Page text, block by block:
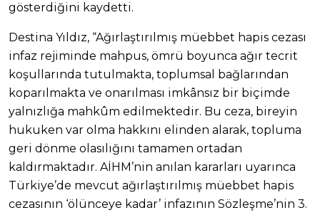
gösterdiğini kaydetti.
Destina Yıldız, “Ağırlaştırılmış müebbet hapis cezası
infaz rejiminde mahpus, ömrü boyunca ağır tecrit
koşullarında tutulmakta, toplumsal bağlarından
koparılmakta ve onarılması imkânsız bir biçimde
yalnızlığa mahkûm edilmektedir. Bu ceza, bireyin
hukuken var olma hakkını elinden alarak, topluma
geri dönme olasılığını tamamen ortadan
kaldırmaktadır. AİHM’nin anılan kararları uyarınca
Türkiye’de mevcut ağırlaştırılmış müebbet hapis
cezasının ‘ölünceye kadar’ infazının Sözleşme’nin 3.